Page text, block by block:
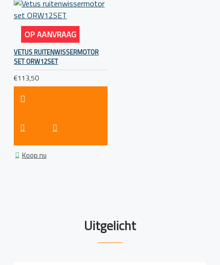
OP AANVRAAG
VETUS RUITENWISSERMOTOR
SET ORW12SET
€113,50
Koop nu
Uitgelicht